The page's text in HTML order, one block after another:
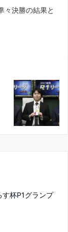
々決勝の結果と
す杯P1グランプ